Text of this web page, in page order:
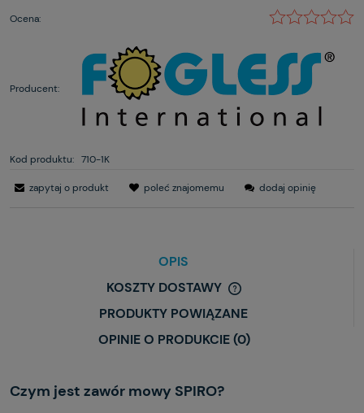
Ocena:
Producent:
Kod produktu: 710-1K
zapytaj o produkt poleć znajomemu dodaj opinię
OPIS
KOSZTY DOSTAWY
PRODUKTY POWIĄZANE
OPINIE O PRODUKCIE (0)
Czym jest zawór mowy SPIRO?